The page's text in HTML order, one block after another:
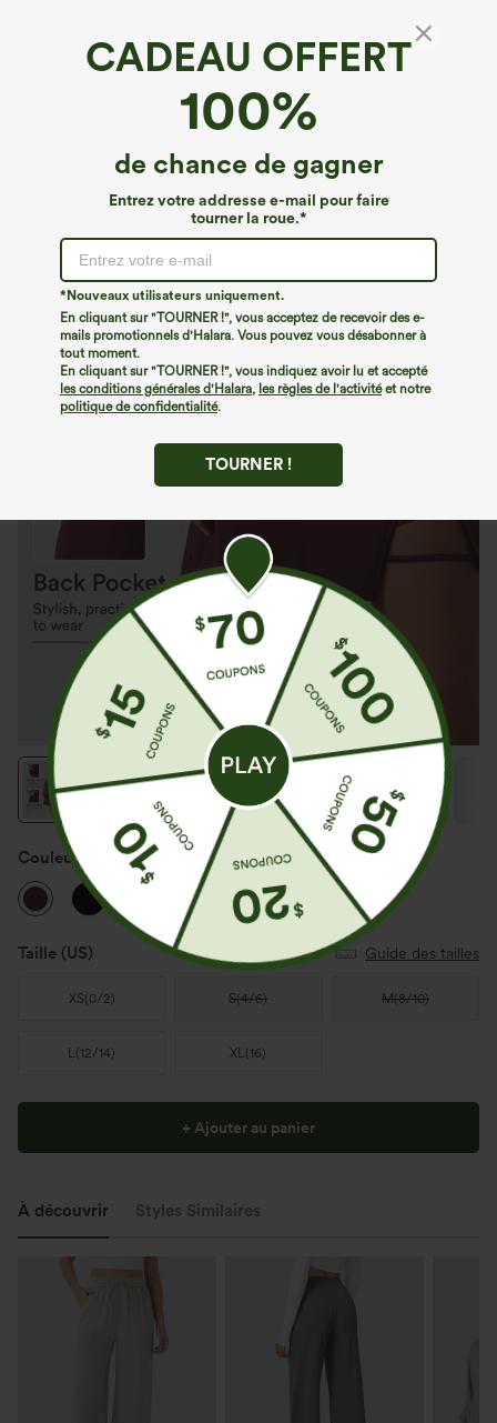
CADEAU OFFERT
100%
de chance de gagner
Entrez votre addresse e-mail pour faire
tourner la roue.*
*Nouveaux utilisateurs uniquement.
En cliquant sur "TOURNER !", vous acceptez de recevoir des e-
mails promotionnels d'Halara. Vous pouvez vous désabonner à
tout moment.
En cliquant sur "TOURNER !", vous indiquez avoir lu et accepté
les conditions générales d'Halara, les règles de l'activitéet notre
politique de confidentialité.
TOURNER !
Mini-jupe de danse taille haute 2-en-1, coupe
A, à ourlet asymétrique, avec poches
Couleur Berry Red
Taille (US) Guide des tailles
XS(0/2) S(4/6) M(8/10)
L(12/14) XL(16)
+ Ajouter au panier
À découvrir Styles Similaires